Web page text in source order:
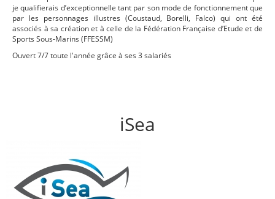
je qualifierais d’exceptionnelle tant par son mode de fonctionnement que
par les personnages illustres (Coustaud, Borelli, Falco) qui ont été
associés à sa création et à celle de la Fédération Française d’Etude et de
Sports Sous-Marins (FFESSM)
Ouvert 7/7 toute l'année grâce à ses 3 salariés
iSea